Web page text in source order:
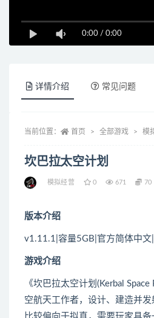
0:00 / 0:00
详情介绍 常见问题
当前位置： 首页 全部游戏 模
坎巴拉太空计划
模拟经营 0 671 70
版本介绍
v1.11.1|容量5GB|官方简体中
游戏介绍
《坎巴拉太空计划(Kerbal
空航天工作者，设计、建造并